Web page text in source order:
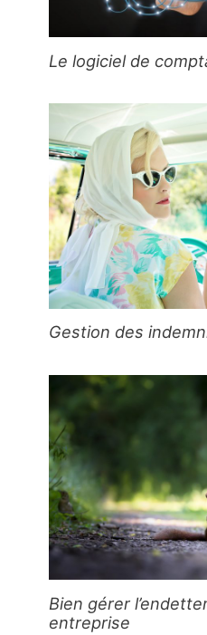
Le logiciel de
Gestion des
Bien gérer
entreprise